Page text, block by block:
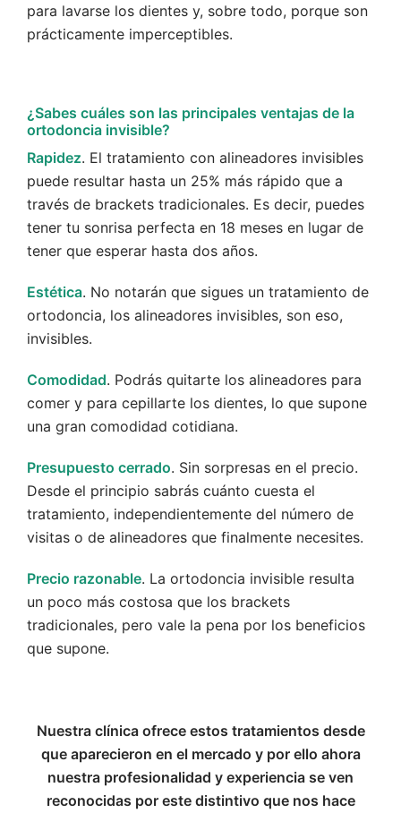
para lavarse los dientes y, sobre todo, porque son
prácticamente imperceptibles.
¿Sabes cuáles son las principales ventajas de la
ortodoncia invisible?
Rapidez. El tratamiento con alineadores invisibles
puede resultar hasta un 25% más rápido que a
través de brackets tradicionales. Es decir, puedes
tener tu sonrisa perfecta en 18 meses en lugar de
tener que esperar hasta dos años.
Estética. No notarán que sigues un tratamiento de
ortodoncia, los alineadores invisibles, son eso,
invisibles.
Comodidad. Podrás quitarte los alineadores para
comer y para cepillarte los dientes, lo que supone
una gran comodidad cotidiana.
Presupuesto cerrado. Sin sorpresas en el precio.
Desde el principio sabrás cuánto cuesta el
tratamiento, independientemente del número de
visitas o de alineadores que finalmente necesites.
Precio razonable. La ortodoncia invisible resulta
un poco más costosa que los brackets
tradicionales, pero vale la pena por los beneficios
que supone.
Nuestra clínica ofrece estos tratamientos desde
que aparecieron en el mercado y por ello ahora
nuestra profesionalidad y experiencia se ven
reconocidas por este distintivo que nos hace